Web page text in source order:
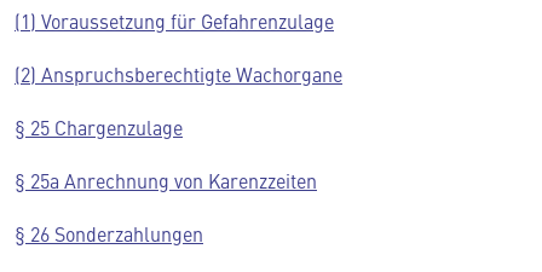
(1) Voraussetzung für Gefahrenzulage
(2) Anspruchsberechtigte Wachorgane
§ 25 Chargenzulage
§ 25a Anrechnung von Karenzzeiten
§ 26 Sonderzahlungen